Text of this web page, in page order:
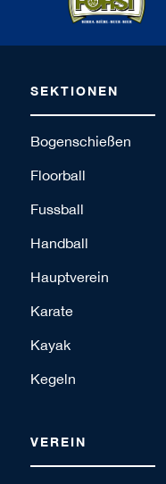
SEKTIONEN
Bogenschießen
Floorball
Fussball
Handball
Hauptverein
Karate
Kayak
Kegeln
VEREIN